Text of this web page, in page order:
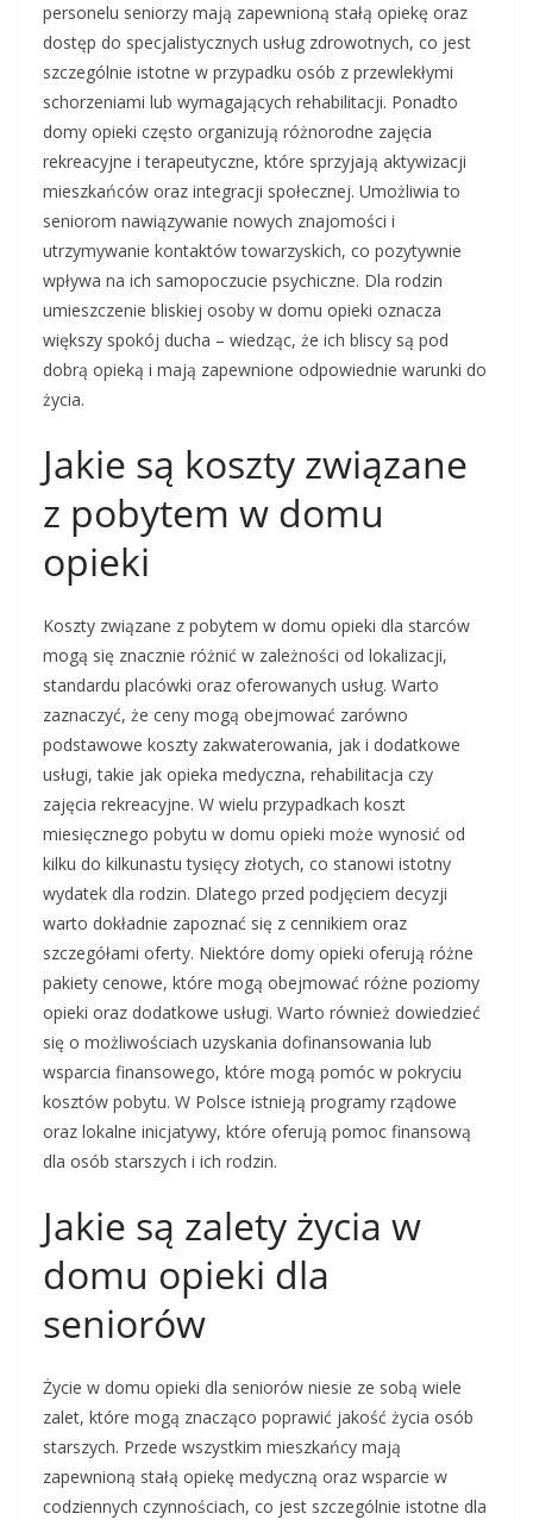
personelu seniorzy mają zapewnioną stałą opiekę oraz
dostęp do specjalistycznych usług zdrowotnych, co jest
szczególnie istotne w przypadku osób z przewlekłymi
schorzeniami lub wymagających rehabilitacji. Ponadto
domy opieki często organizują różnorodne zajęcia
rekreacyjne i terapeutyczne, które sprzyjają aktywizacji
mieszkańców oraz integracji społecznej. Umożliwia to
seniorom nawiązywanie nowych znajomości i
utrzymywanie kontaktów towarzyskich, co pozytywnie
wpływa na ich samopoczucie psychiczne. Dla rodzin
umieszczenie bliskiej osoby w domu opieki oznacza
większy spokój ducha – wiedząc, że ich bliscy są pod
dobrą opieką i mają zapewnione odpowiednie warunki do
życia.
Jakie są koszty związane
z pobytem w domu
opieki
Koszty związane z pobytem w domu opieki dla starców
mogą się znacznie różnić w zależności od lokalizacji,
standardu placówki oraz oferowanych usług. Warto
zaznaczyć, że ceny mogą obejmować zarówno
podstawowe koszty zakwaterowania, jak i dodatkowe
usługi, takie jak opieka medyczna, rehabilitacja czy
zajęcia rekreacyjne. W wielu przypadkach koszt
miesięcznego pobytu w domu opieki może wynosić od
kilku do kilkunastu tysięcy złotych, co stanowi istotny
wydatek dla rodzin. Dlatego przed podjęciem decyzji
warto dokładnie zapoznać się z cennikiem oraz
szczegółami oferty. Niektóre domy opieki oferują różne
pakiety cenowe, które mogą obejmować różne poziomy
opieki oraz dodatkowe usługi. Warto również dowiedzieć
się o możliwościach uzyskania dofinansowania lub
wsparcia finansowego, które mogą pomóc w pokryciu
kosztów pobytu. W Polsce istnieją programy rządowe
oraz lokalne inicjatywy, które oferują pomoc finansową
dla osób starszych i ich rodzin.
Jakie są zalety życia w
domu opieki dla
seniorów
Życie w domu opieki dla seniorów niesie ze sobą wiele
zalet, które mogą znacząco poprawić jakość życia osób
starszych. Przede wszystkim mieszkańcy mają
zapewnioną stałą opiekę medyczną oraz wsparcie w
codziennych czynnościach, co jest szczególnie istotne dla